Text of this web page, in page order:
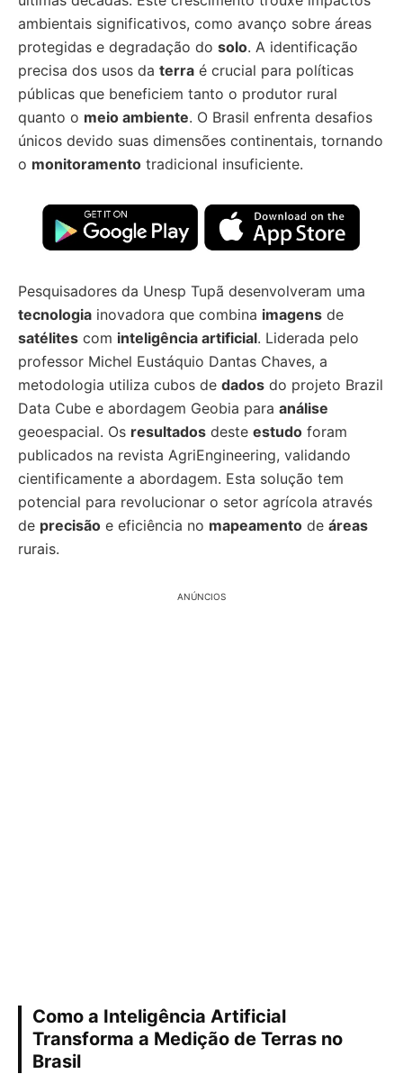
ambientais significativos, como avanço sobre áreas
protegidas e degradação do solo. A identificação
precisa dos usos da terra é crucial para políticas
públicas que beneficiem tanto o produtor rural
quanto o meio ambiente. O Brasil enfrenta desafios
únicos devido suas dimensões continentais, tornando
o monitoramento tradicional insuficiente.
Pesquisadores da Unesp Tupã desenvolveram uma
tecnologia inovadora que combina imagens de
satélites com inteligência artificial. Liderada pelo
professor Michel Eustáquio Dantas Chaves, a
metodologia utiliza cubos de dados do projeto Brazil
Data Cube e abordagem Geobia para análise
geoespacial. Os resultados deste estudo foram
publicados na revista AgriEngineering, validando
cientificamente a abordagem. Esta solução tem
potencial para revolucionar o setor agrícola através
de precisão e eficiência no mapeamento de áreas
rurais.
ANÚNCIOS
Como a Inteligência Artificial
Transforma a Medição de Terras no
Brasil